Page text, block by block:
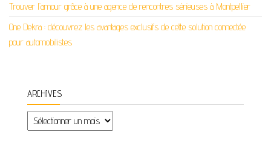
Trouver l’amour grâce à une agence de rencontres sérieuses à Montpellier
One Dekra : découvrez les avantages exclusifs de cette solution connectée
pour automobilistes
ARCHIVES
Archives